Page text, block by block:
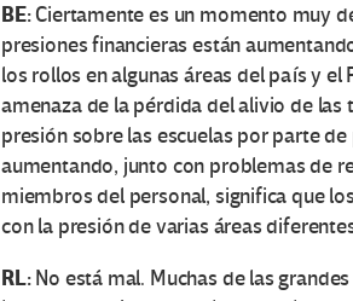
BE:Ciertamente es un momento muy
presiones financieras están
los rollos en algunas áreas del país y
amenaza de la pérdida del alivio de las
presión sobre las escuelas por parte
aumentando, junto con problemas de
miembros del personal, significa que
con la presión de varias áreas
RL: No está mal. Muchas de las